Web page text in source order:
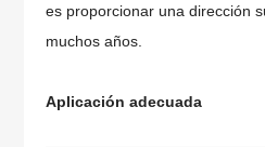
es proporcionar una dirección
muchos años.
Aplicación adecuada